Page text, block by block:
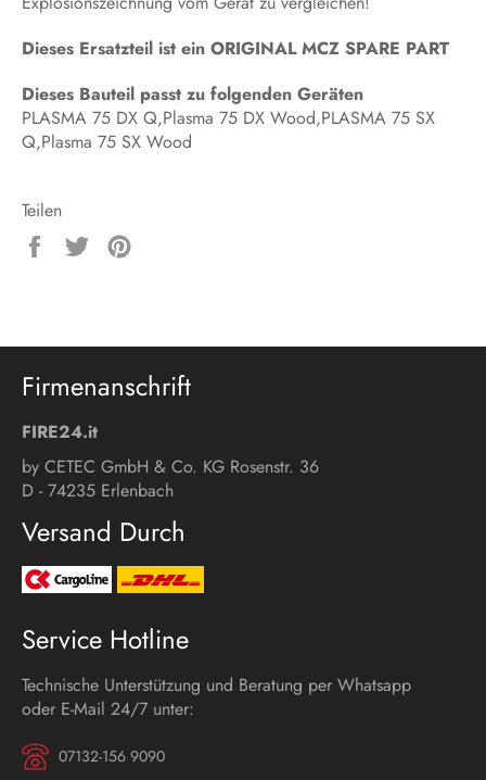
Dieses Ersatzteil ist ein ORIGINAL MCZ SPARE PART
Dieses Bauteil passt zu folgenden Geräten
PLASMA 75 DX Q,Plasma 75 DX Wood,PLASMA 75 SX
Q,Plasma 75 SX Wood
Teilen
Auf
Auf
Firmenanschrift
FIRE24.it
by CETEC GmbH & Co. KG Rosenstr. 36
D - 74235 Erlenbach
Versand Durch
Service Hotline
Technische Unterstützung und Beratung per Whatsapp
oder E-Mail 24/7 unter:
07132-156 9090